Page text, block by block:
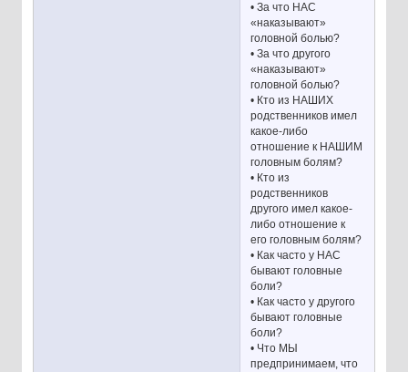
• За что НАС
«наказывают»
головной болью?
• За что другого
«наказывают»
головной болью?
• Кто из НАШИХ
родственников имел
какое-либо
отношение к НАШИМ
головным болям?
• Кто из
родственников
другого имел какое-
либо отношение к
его головным болям?
• Как часто у НАС
бывают головные
боли?
• Как часто у другого
бывают головные
боли?
• Что МЫ
предпринимаем, что